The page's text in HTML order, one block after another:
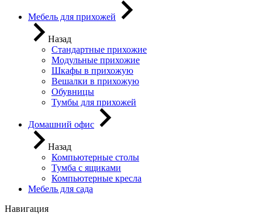
Мебель для прихожей
Назад
Стандартные прихожие
Модульные прихожие
Шкафы в прихожую
Вешалки в прихожую
Обувницы
Тумбы для прихожей
Домашний офис
Назад
Компьютерные столы
Тумба с ящиками
Компьютерные кресла
Мебель для сада
Навигация